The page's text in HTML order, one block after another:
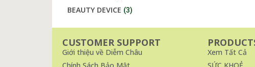
BEAUTY DEVICE (3)
CUSTOMER SUPPORT
Giới thiệu về Diễm Châu
Xem Tất Cả